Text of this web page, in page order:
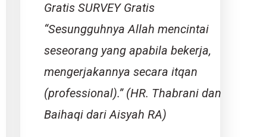
Gratis SURVEY Gratis
“Sesungguhnya Allah mencintai
seseorang yang apabila bekerja,
mengerjakannya secara itqan
(professional).” (HR. Thabrani dan
Baihaqi dari Aisyah RA)